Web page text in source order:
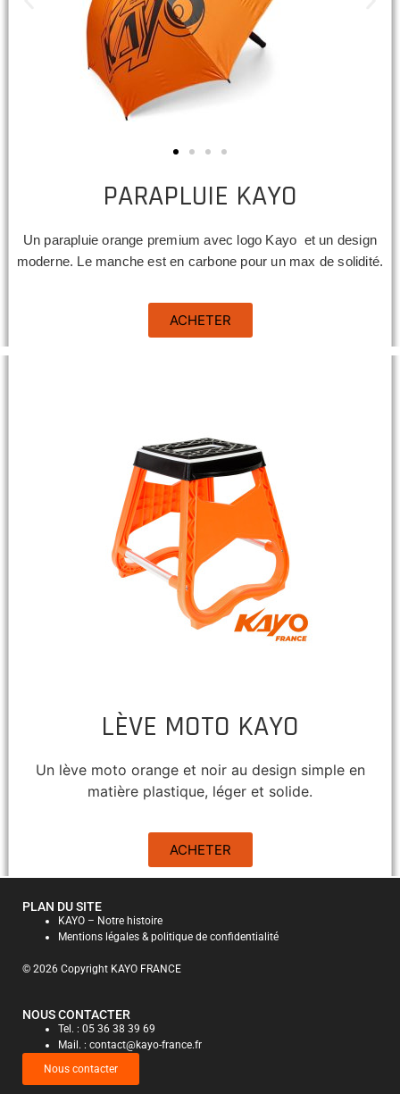
PARAPLUIE KAYO
Un parapluie orange premium avec logo Kayo et un design
moderne. Le manche est en carbone pour un max de solidité.
ACHETER
LÈVE MOTO KAYO
Un lève moto orange et noir au design simple en
matière plastique, léger et solide.
ACHETER
PLAN DU SITE
KAYO – Notre histoire
Mentions légales & politique de confidentialité
© 2026 Copyright KAYO FRANCE
NOUS CONTACTER
Tel. : 05 36 38 39 69
Mail. : contact@kayo-france.fr
Nous contacter